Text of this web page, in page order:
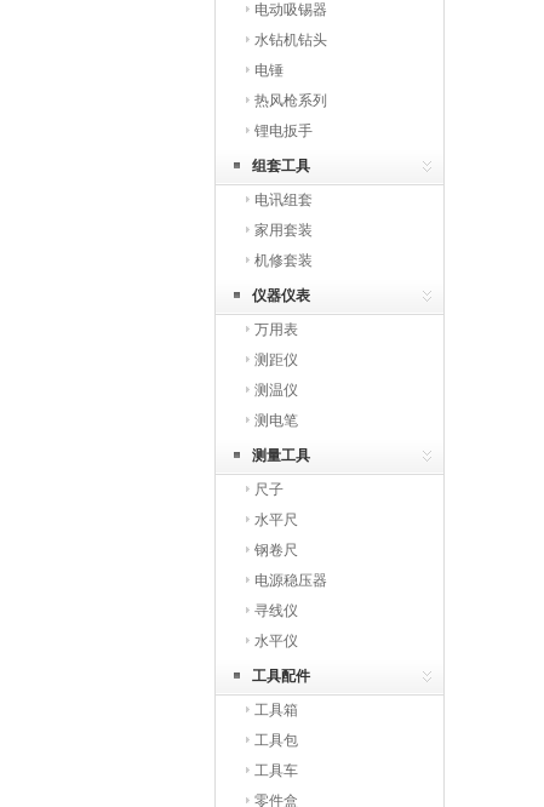
电动吸锡器
水钻机钻头
电锤
热风枪系列
锂电扳手
组套工具
电讯组套
家用套装
机修套装
仪器仪表
万用表
测距仪
测温仪
测电笔
测量工具
尺子
水平尺
钢卷尺
电源稳压器
寻线仪
水平仪
工具配件
工具箱
工具包
工具车
零件盒